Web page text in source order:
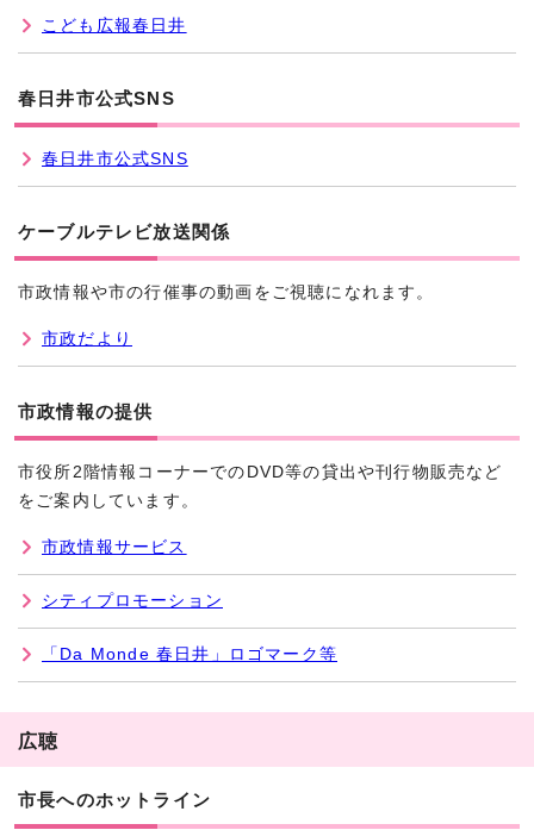
こども広報春日井
春日井市公式SNS
春日井市公式SNS
ケーブルテレビ放送関係
市政情報や市の行催事の動画をご視聴になれます。
市政だより
市政情報の提供
市役所2階情報コーナーでのDVD等の貸出や刊行物販売など
をご案内しています。
市政情報サービス
シティプロモーション
「Da Monde 春日井」ロゴマーク等
広聴
市長へのホットライン